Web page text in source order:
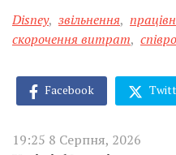
Disney, звільнення,
скорочення витрат,
Facebook
19:25 8 Серпня, 2026